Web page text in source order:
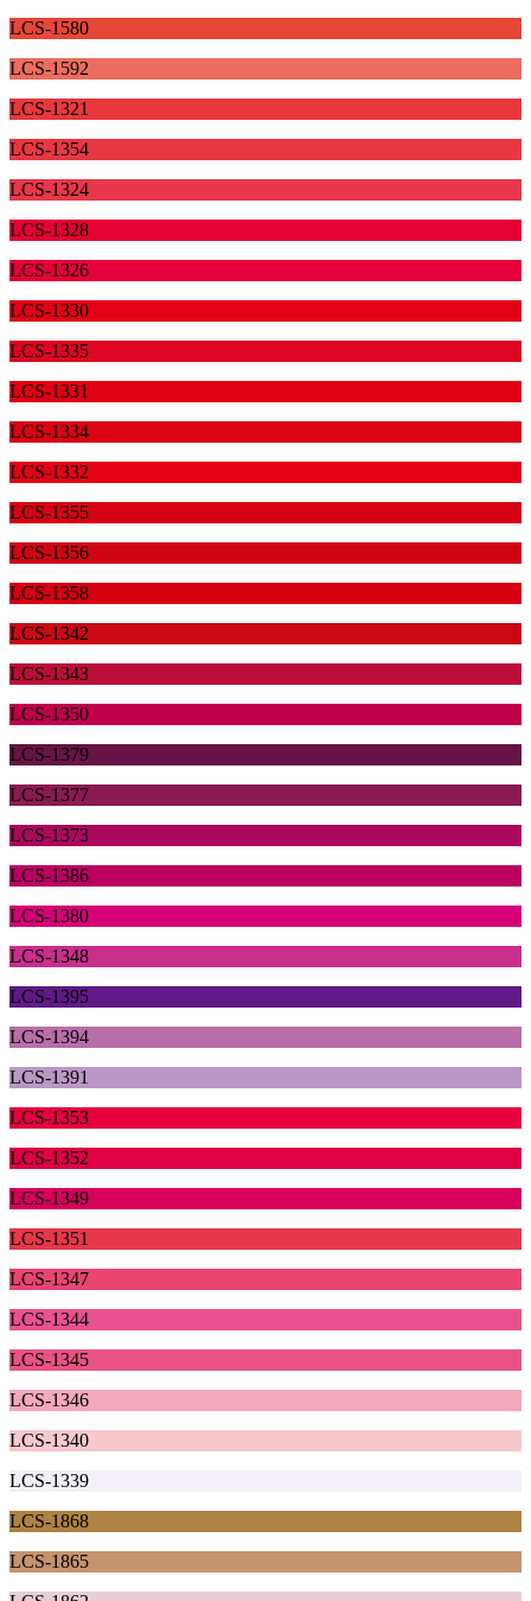
LCS-1580
LCS-1592
LCS-1321
LCS-1354
LCS-1324
LCS-1328
LCS-1326
LCS-1330
LCS-1335
LCS-1331
LCS-1334
LCS-1332
LCS-1355
LCS-1356
LCS-1358
LCS-1342
LCS-1343
LCS-1350
LCS-1379
LCS-1377
LCS-1373
LCS-1386
LCS-1380
LCS-1348
LCS-1395
LCS-1394
LCS-1391
LCS-1353
LCS-1352
LCS-1349
LCS-1351
LCS-1347
LCS-1344
LCS-1345
LCS-1346
LCS-1340
LCS-1339
LCS-1868
LCS-1865